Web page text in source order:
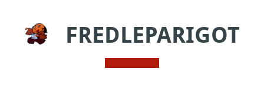
FREDLEPARIGOT